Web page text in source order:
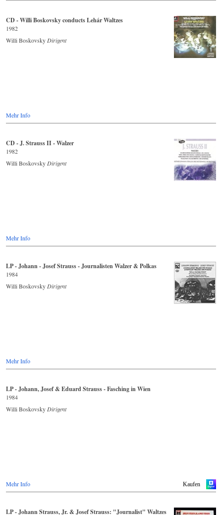
CD - Willi Boskovsky conducts Lehár Waltzes
1982
Willi Boskovsky Dirigent
Mehr Info
CD - J. Strauss II - Walzer
1982
Willi Boskovsky Dirigent
Mehr Info
LP - Johann - Josef Strauss - Journalisten Walzer & Polkas
1984
Willi Boskovsky Dirigent
Mehr Info
LP - Johann, Josef & Eduard Strauss - Fasching in Wien
1984
Willi Boskovsky Dirigent
Kaufen
Mehr Info
LP - Johann Strauss, Jr. & Josef Strauss: "Journalist" Waltzes